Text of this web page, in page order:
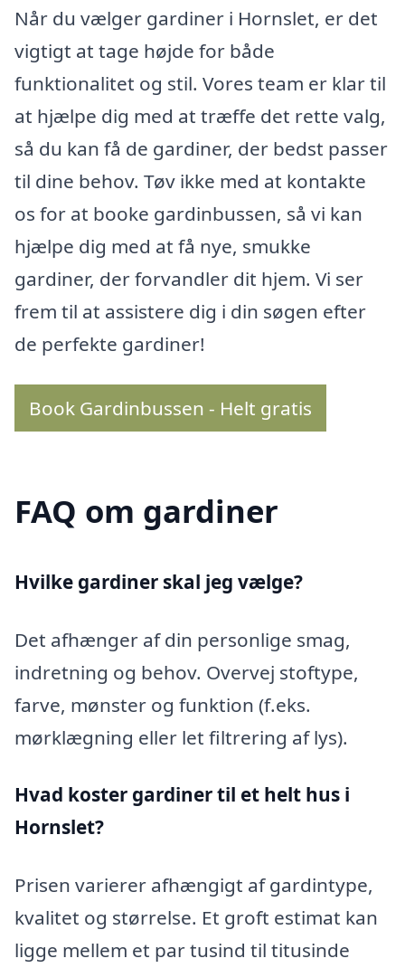
Når du vælger gardiner i Hornslet, er det
vigtigt at tage højde for både
funktionalitet og stil. Vores team er klar til
at hjælpe dig med at træffe det rette valg,
så du kan få de gardiner, der bedst passer
til dine behov. Tøv ikke med at kontakte
os for at booke gardinbussen, så vi kan
hjælpe dig med at få nye, smukke
gardiner, der forvandler dit hjem. Vi ser
frem til at assistere dig i din søgen efter
de perfekte gardiner!
Book Gardinbussen - Helt gratis
FAQ om gardiner
Hvilke gardiner skal jeg vælge?
Det afhænger af din personlige smag,
indretning og behov. Overvej stoftype,
farve, mønster og funktion (f.eks.
mørklægning eller let filtrering af lys).
Hvad koster gardiner til et helt hus i
Hornslet?
Prisen varierer afhængigt af gardintype,
kvalitet og størrelse. Et groft estimat kan
ligge mellem et par tusind til titusinde